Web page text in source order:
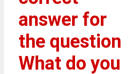
answer for
the question
What do you